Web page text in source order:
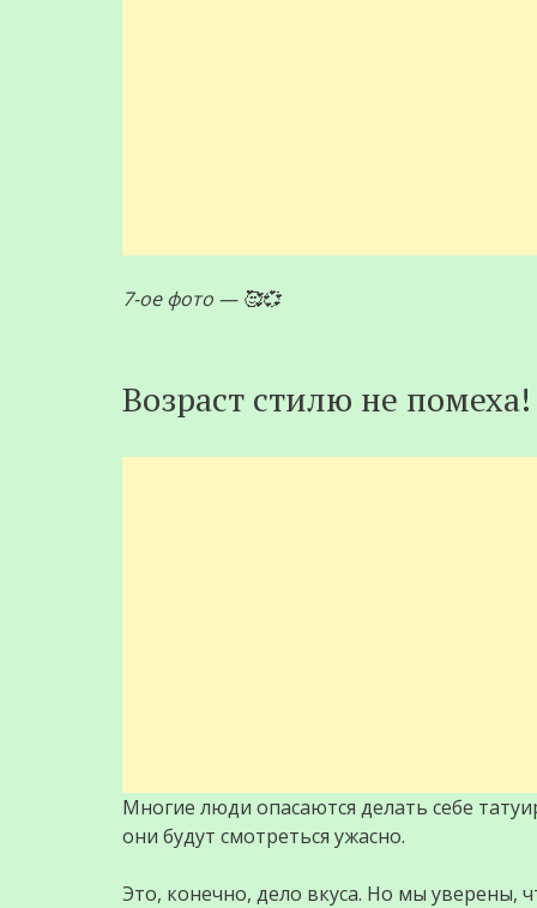
7-ое фото — 🥰💞
Возраст стилю не помеха!
Многие люди опасаются делать себе
они будут смотреться ужасно.
Это, конечно, дело вкуса. Но мы уверены,